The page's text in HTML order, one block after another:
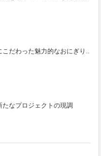
たなプロジェクトの現調